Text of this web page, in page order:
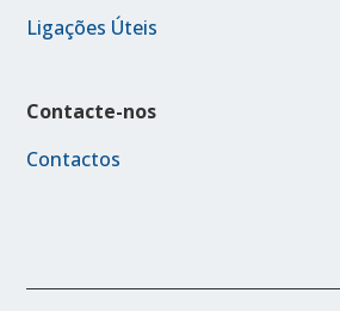
Ligações Úteis
Contacte-nos
Contactos